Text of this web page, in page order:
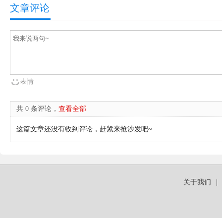
文章评论
表情
共 0 条评论， 查看全部
这篇文章还没有收到评论，赶紧来抢沙发吧~
关于我们